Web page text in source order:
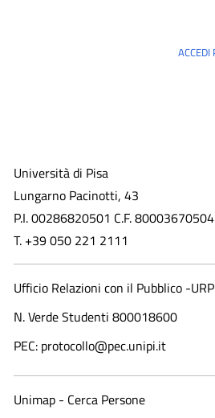
ACCEDI
Università di Pisa
Lungarno Pacinotti, 43
P.I. 00286820501 C.F. 80003670504
T. +39 050 221 2111
Ufficio Relazioni con il Pubblico -URP
N. Verde Studenti 800018600​
PEC: protocollo@pec.unipi.it
Unimap - Cerca Persone